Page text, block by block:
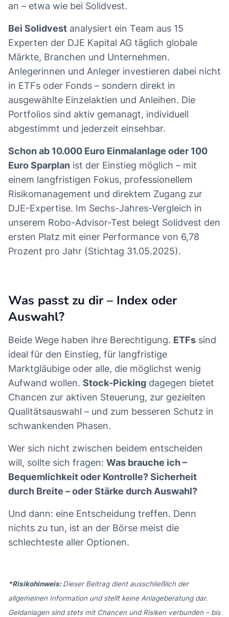
an – etwa wie bei Solidvest.
Bei Solidvest analysiert ein Team aus 15
Experten der DJE Kapital AG täglich globale
Märkte, Branchen und Unternehmen.
Anlegerinnen und Anleger investieren dabei nicht
in ETFs oder Fonds – sondern direkt in
ausgewählte Einzelaktien und Anleihen. Die
Portfolios sind aktiv gemanagt, individuell
abgestimmt und jederzeit einsehbar.
Schon ab 10.000 Euro Einmalanlage oder 100
Euro Sparplan ist der Einstieg möglich – mit
einem langfristigen Fokus, professionellem
Risikomanagement und direktem Zugang zur
DJE-Expertise. Im Sechs-Jahres-Vergleich in
unserem Robo-Advisor-Test belegt Solidvest den
ersten Platz mit einer Performance von 6,78
Prozent pro Jahr (Stichtag 31.05.2025).
Was passt zu dir – Index oder
Auswahl?
Beide Wege haben ihre Berechtigung. ETFs sind
ideal für den Einstieg, für langfristige
Marktgläubige oder alle, die möglichst wenig
Aufwand wollen. Stock-Picking dagegen bietet
Chancen zur aktiven Steuerung, zur gezielten
Qualitätsauswahl – und zum besseren Schutz in
schwankenden Phasen.
Wer sich nicht zwischen beidem entscheiden
will, sollte sich fragen: Was brauche ich –
Bequemlichkeit oder Kontrolle? Sicherheit
durch Breite – oder Stärke durch Auswahl?
Und dann: eine Entscheidung treffen. Denn
nichts zu tun, ist an der Börse meist die
schlechteste aller Optionen.
*Risikohinweis:Dieser Beitrag dient ausschließlich der
allgemeinen Information und stellt keine Anlageberatung dar.
Geldanlagen sind stets mit Chancen und Risiken verbunden – bis